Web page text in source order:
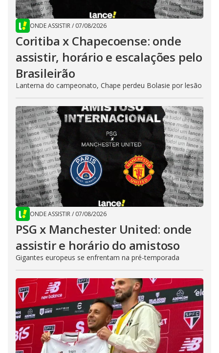
ONDE ASSISTIR/ 07/08/2026
Coritiba x Chapecoense: onde
assistir, horário e escalações pelo
Brasileirão
Lanterna do campeonato, Chape perdeu Bolasie por lesão
ONDE ASSISTIR/ 07/08/2026
PSG x Manchester United: onde
assistir e horário do amistoso
Gigantes europeus se enfrentam na pré-temporada